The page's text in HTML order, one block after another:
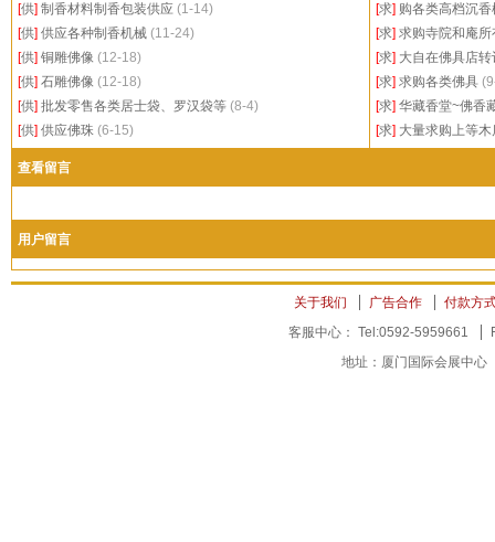
[供] 制香材料制香包装供应 (1-14)
[供] 供应各种制香机械 (11-24)
[供] 铜雕佛像 (12-18)
[供] 石雕佛像 (12-18)
[供] 批发零售各类居士袋、罗汉袋等 (8-4)
[供] 供应佛珠 (6-15)
[求] 购各类高档沉
[求] 求购寺院和庵所
[求] 大自在佛具店转
[求] 求购各类佛具
[求] 华藏香堂~佛香
[求] 大量求购上等
查看留言
用户留言
关于我们 广告合作
付款方
客服中心： Tel:0592-5959661
地址：厦门国际会展中心